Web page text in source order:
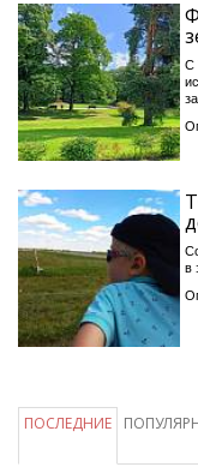
С
в
ПОСЛЕДНИЕ